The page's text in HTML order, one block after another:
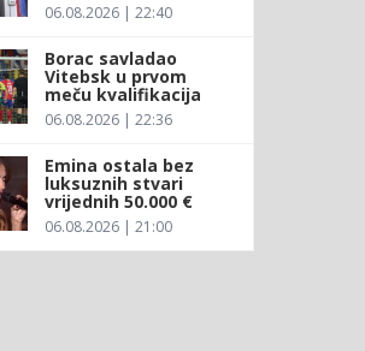
06.08.2026 | 22:40
Borac savladao
Vitebsk u prvom
meču kvalifikacija
06.08.2026 | 22:36
Emina ostala bez
luksuznih stvari
vrijednih 50.000 €
06.08.2026 | 21:00